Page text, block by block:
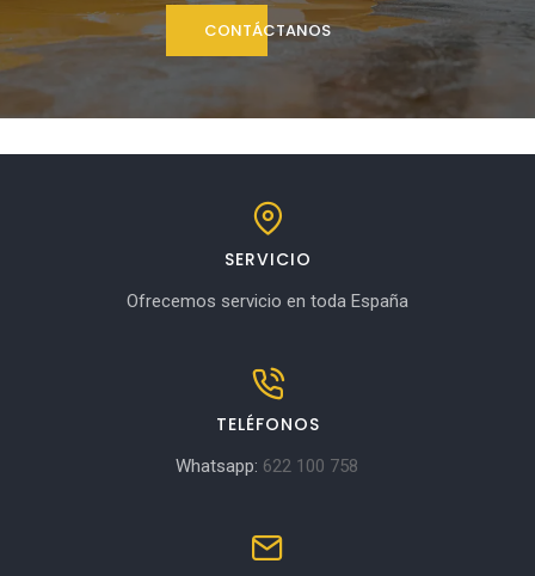
CONTÁCTANOS
SERVICIO
Ofrecemos servicio en toda España
TELÉFONOS
Whatsapp: 622 100 758